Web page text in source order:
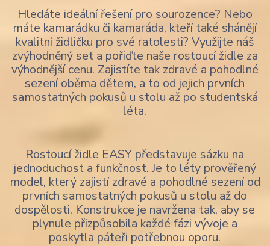
Hledáte ideální řešení pro sourozence? Nebo
máte kamarádku či kamaráda, kteří také shánějí
kvalitní židličku pro své ratolesti? Využijte náš
zvýhodněný set a pořiďte naše rostoucí židle za
výhodnější cenu. Zajistíte tak zdravé a pohodlné
sezení oběma dětem, a to od jejich prvních
samostatných pokusů u stolu až po studentská
léta.
Rostoucí židle EASY představuje sázku na
jednoduchost a funkčnost. Je to léty prověřený
model, který zajistí zdravé a pohodlné sezení od
prvních samostatných pokusů u stolu až do
dospělosti. Konstrukce je navržena tak, aby se
plynule přizpůsobila každé fázi vývoje a
poskytla páteři potřebnou oporu.